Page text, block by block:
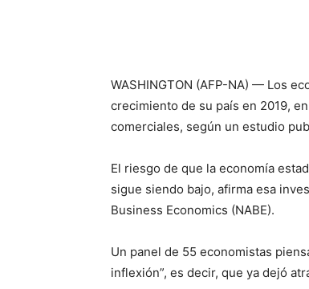
WASHINGTON (AFP-NA) — Los
crecimiento de su país en 2019,
comerciales, según un estudio
El riesgo de que la economía
sigue siendo bajo, afirma esa
Business Economics (NABE).
Un panel de 55 economistas
inflexión”, es decir, que ya dejó